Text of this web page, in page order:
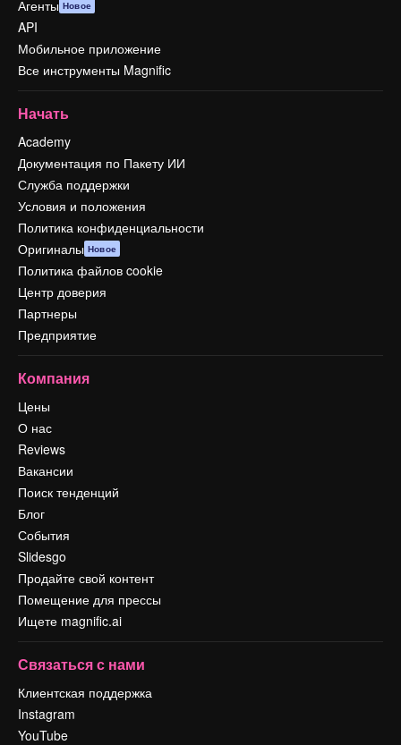
Агенты Новое
API
Мобильное приложение
Все инструменты Magnific
Начать
Academy
Документация по Пакету ИИ
Служба поддержки
Условия и положения
Политика конфиденциальности
Оригиналы Новое
Политика файлов cookie
Центр доверия
Партнеры
Предприятие
Компания
Цены
О нас
Reviews
Вакансии
Поиск тенденций
Блог
События
Slidesgo
Продайте свой контент
Помещение для прессы
Ищете magnific.ai
Связаться с нами
Клиентская поддержка
Instagram
YouTube